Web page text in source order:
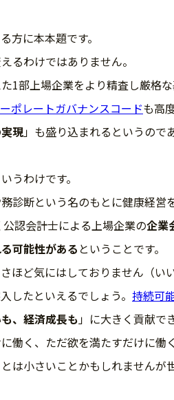
方に本本題です。
るわけではありません。
1部上場企業をより精査し厳格
ポレートガバナンスコードも高
現」も盛り込まれるというので
うわけです。
診断という名のもとに健康経
認会計士による上場企業の企業
可能性がある ということです。
ほど気にはしておりません（
したといえるでしょう。 持続可
、経済成長も」に大きく貢献で
働く、ただ欲を満たすだけに
は小さいことかもしれませんが